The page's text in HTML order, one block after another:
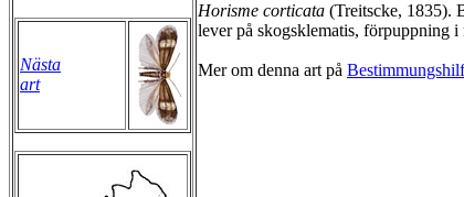
Nästa
art
Horisme corticata (Treitscke, 1835).
lever på skogsklematis, förpuppning i
Mer om denna art på